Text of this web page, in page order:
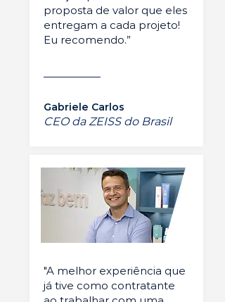
proposta de valor que eles
entregam a cada projeto!
Eu recomendo.”
Gabriele Carlos
CEO da ZEISS do Brasil
"A melhor experiência que
já tive como contratante